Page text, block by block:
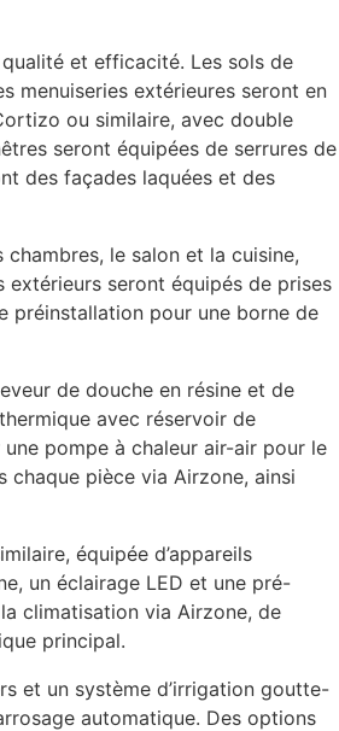
et efficacité. Les sols de
menuiseries extérieures seront en
ou similaire, avec double
seront équipées de serrures de
des façades laquées et des
le salon et la cuisine,
extérieurs seront équipés de prises
préinstallation pour une borne de
de douche en résine et de
avec réservoir de
pompe à chaleur air-air pour le
pièce via Airzone, ainsi
équipée d’appareils
un éclairage LED et une pré-
climatisation via Airzone, de
principal.
et un système d’irrigation goutte-
automatique. Des options